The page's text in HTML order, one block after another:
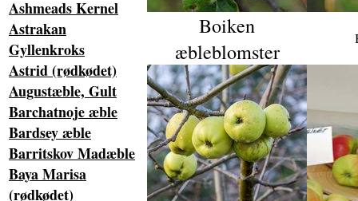
Ashmeads Kernel
Astrakan
Gyllenkroks
Astrid (rødkødet)
Augustæble, Gult
Barchatnoje æble
Bardsey æble
Barritskov Madæble
Baya Marisa
(rødkødet)
Boiken
æbleblomster